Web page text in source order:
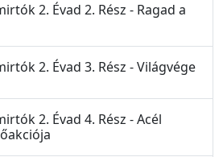
2. Évad 2. Rész - Ragad a
2. Évad 3. Rész - Világvége
2. Évad 4. Rész - Acél